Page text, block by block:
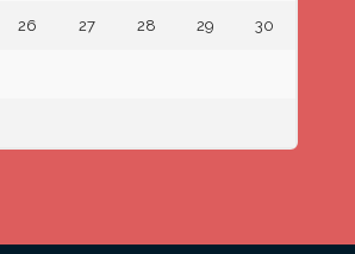
26 27 28 29 30